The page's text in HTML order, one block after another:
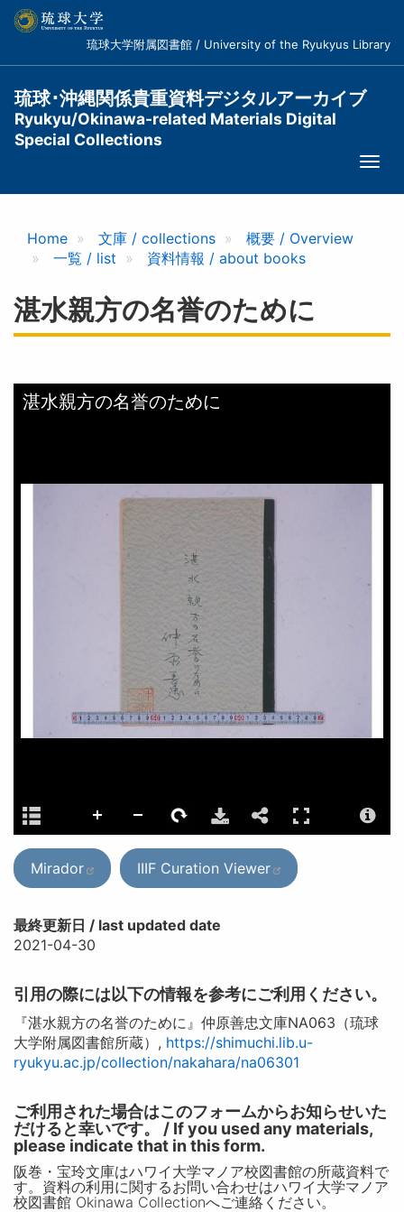
コ
琉球大学附属図書館 / University of the Ryukyus Library
琉球･沖縄関係貴重資料デジタルアーカイブ
Ryukyu/Okinawa-related Materials Digital
Special Collections
Home 文庫 / collections
概要 / Overview
一覧 / list
資料情報 / about books
湛水親方の名誉のために
Mirador IIIF Curation Viewer
最終更新日 / last updated date
2021-04-30
引用の際には以下の情報を参考にご利用ください。
『湛水親方の名誉のために』仲原善忠文庫NA063（琉球
大学附属図書館所蔵）, https://shimuchi.lib.u-
ryukyu.ac.jp/collection/nakahara/na06301
ご利用された場合はこのフォームからお知らせいた
だけると幸いです。 / If you used any materials,
please indicate that in this form.
阪巻・宝玲文庫はハワイ大学マノア校図書館の所蔵資料で
す。資料の利用に関するお問い合わせはハワイ大学マノア
校図書館 Okinawa Collectionへご連絡ください。